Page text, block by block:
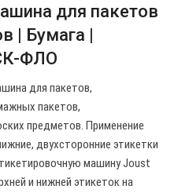
для пакетов
| Бумага |
ФЛО
для пакетов,
пакетов,
предметов. Применение
двухсторонние этикетки
машину Joust
и нижней этикеток на